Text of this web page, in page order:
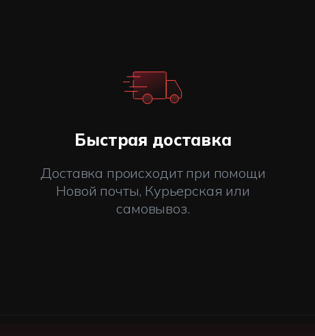
π, стандарты EN14427 и EN12245
Быстрая доставка
Доставка происходит при помощи
Новой почты, Курьерская или
самовывоз.